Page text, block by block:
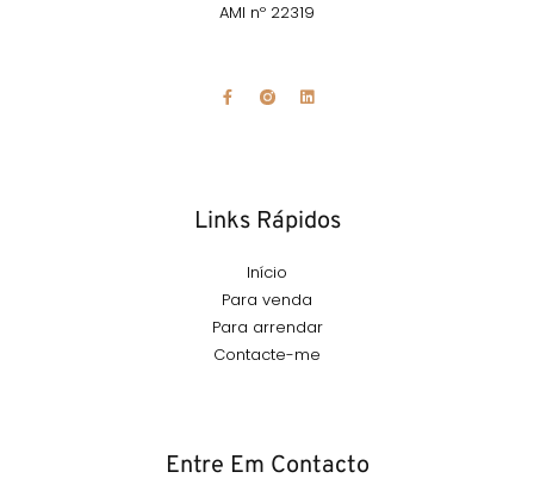
AMI nº 22319
Links Rápidos
Início
Para venda
Para arrendar
Contacte-me
Entre Em Contacto